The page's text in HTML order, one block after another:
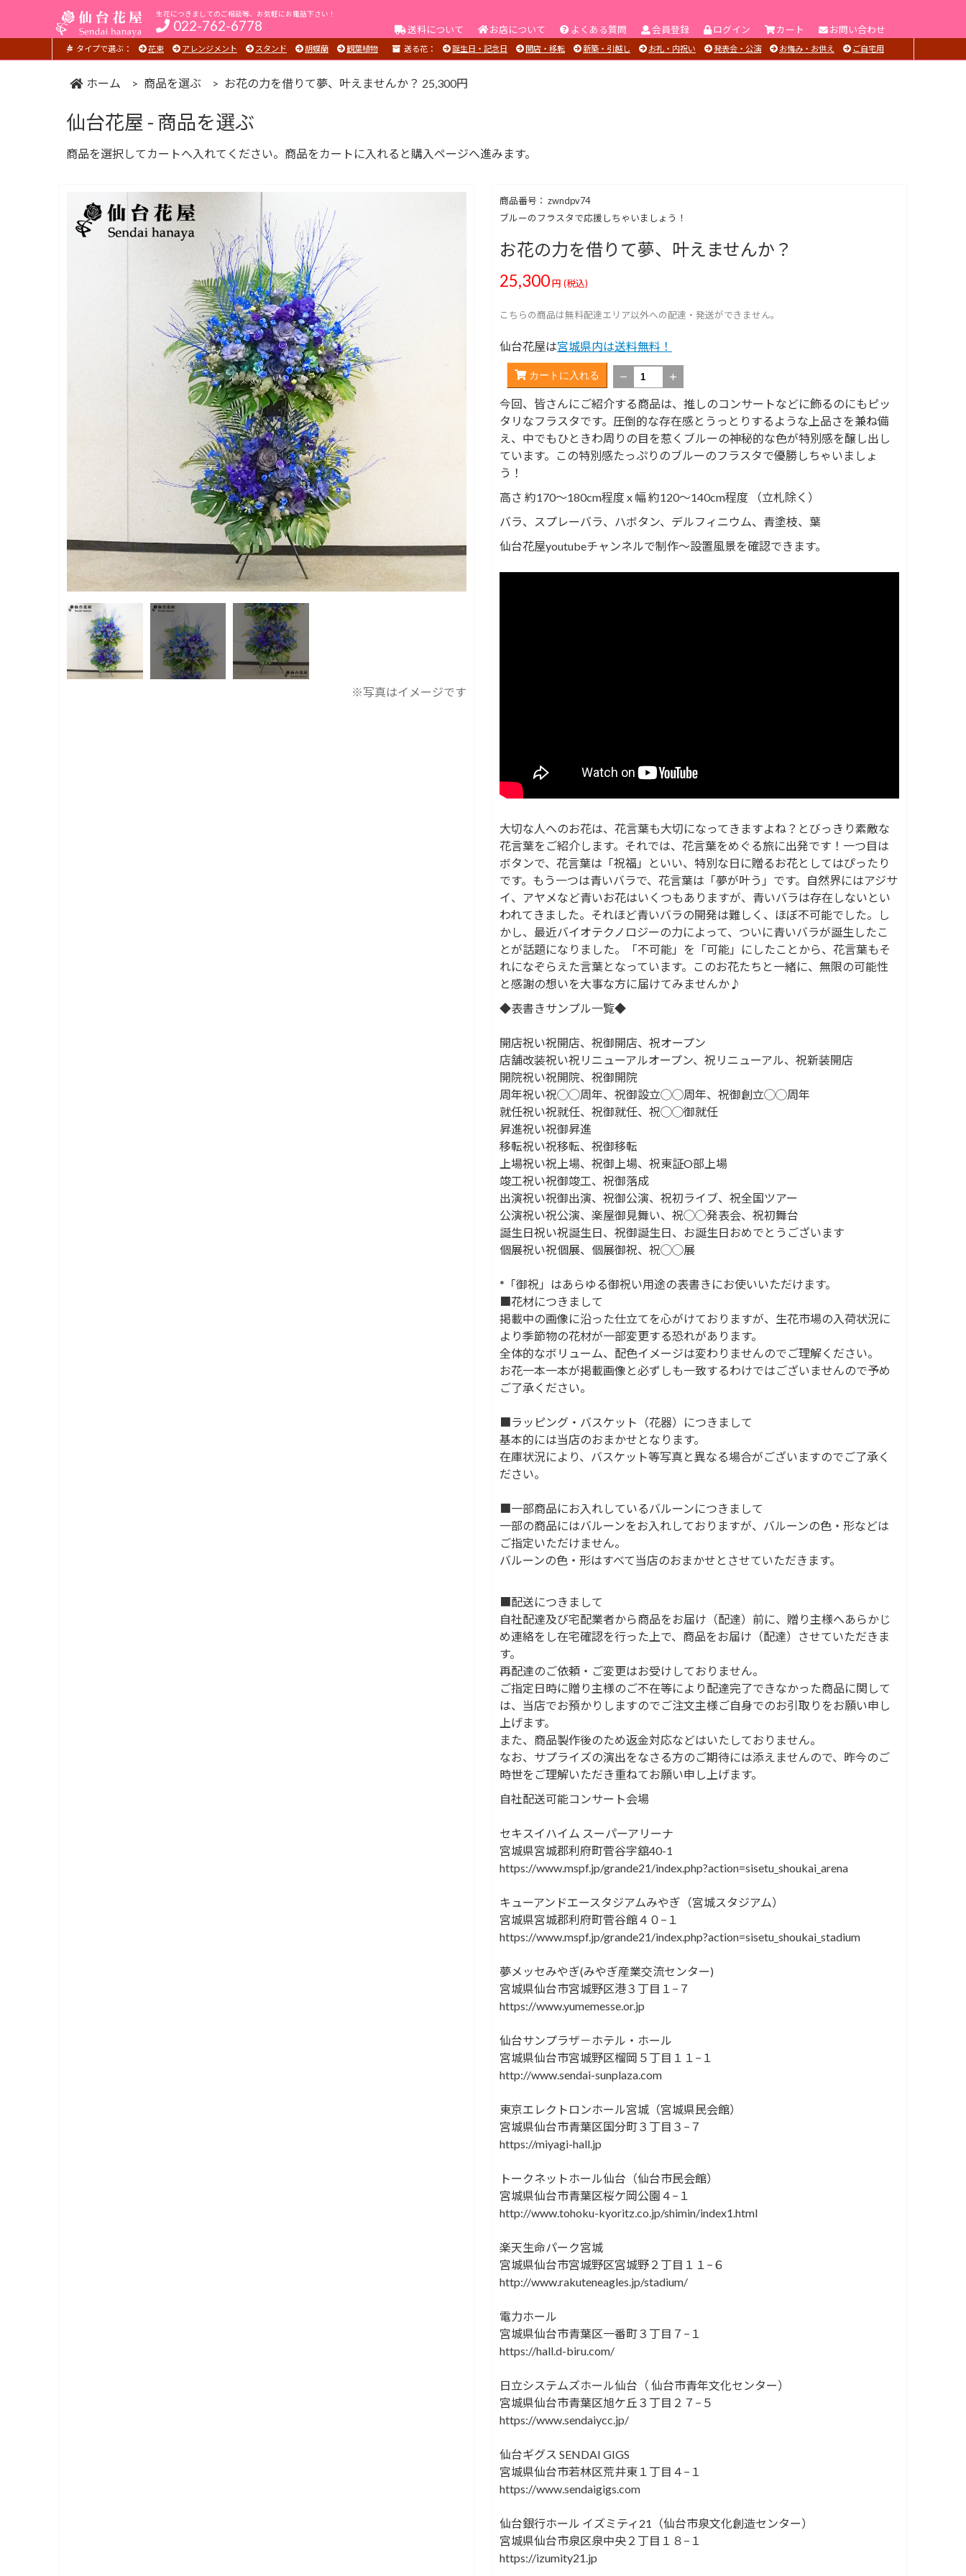
生花につきましてのご相談等、お気軽にお電話下さい！
022-762-6778 送料について お店について よくある質問 会員登録 ログイン カート お問い合わせ
タイプで選ぶ： 花束 アレンジメント スタンド 胡蝶蘭 観葉植物 送る花： 誕生日・記念日 開店・移転 新築・引越し お礼・内祝い 発表会・公演 お悔み・お供え ご自宅用
ホーム 商品を選ぶ お花の力を借りて夢、叶えませんか？ 25,300円
仙台花屋 - 商品を選ぶ
商品を選択してカートへ入れてください。商品をカートに入れると購入ページへ進みます。
※写真はイメージです
商品番号： zwndpv74
ブルーのフラスタで応援しちゃいましょう！
お花の力を借りて夢、叶えませんか？
25,300円 (税込)
こちらの商品は無料配達エリア以外への配達・発送ができません。
仙台花屋は宮城県内は送料無料！
カートに入れる － ＋
今回、皆さんにご紹介する商品は、推しのコンサートなどに飾るのにもピッ
タリなフラスタです。圧倒的な存在感とうっとりするような上品さを兼ね備
え、中でもひときわ周りの目を惹くブルーの神秘的な色が特別感を醸し出し
ています。この特別感たっぷりのブルーのフラスタで優勝しちゃいましょ
う！
高さ 約170～180cm程度 x 幅 約120～140cm程度 （立札除く）
バラ、スプレーバラ、ハボタン、デルフィニウム、青塗枝、葉
仙台花屋youtubeチャンネルで制作～設置風景を確認できます。
大切な人へのお花は、花言葉も大切になってきますよね？とびっきり素敵な
花言葉をご紹介します。それでは、花言葉をめぐる旅に出発です！一つ目は
ボタンで、花言葉は「祝福」といい、特別な日に贈るお花としてはぴったり
です。もう一つは青いバラで、花言葉は「夢が叶う」です。自然界にはアジサ
イ、アヤメなど青いお花はいくつもありますが、青いバラは存在しないとい
われてきました。それほど青いバラの開発は難しく、ほぼ不可能でした。し
かし、最近バイオテクノロジーの力によって、ついに青いバラが誕生したこ
とが話題になりました。「不可能」を「可能」にしたことから、花言葉もそ
れになぞらえた言葉となっています。このお花たちと一緒に、無限の可能性
と感謝の想いを大事な方に届けてみませんか♪
◆表書きサンプル一覧◆
開店祝い祝開店、祝御開店、祝オープン
店舗改装祝い祝リニューアルオープン、祝リニューアル、祝新装開店
開院祝い祝開院、祝御開院
周年祝い祝◯◯周年、祝御設立◯◯周年、祝御創立◯◯周年
就任祝い祝就任、祝御就任、祝◯◯御就任
昇進祝い祝御昇進
移転祝い祝移転、祝御移転
上場祝い祝上場、祝御上場、祝東証O部上場
竣工祝い祝御竣工、祝御落成
出演祝い祝御出演、祝御公演、祝初ライブ、祝全国ツアー
公演祝い祝公演、楽屋御見舞い、祝◯◯発表会、祝初舞台
誕生日祝い祝誕生日、祝御誕生日、お誕生日おめでとうございます
個展祝い祝個展、個展御祝、祝◯◯展
*「御祝」はあらゆる御祝い用途の表書きにお使いいただけます。
■花材につきまして
掲載中の画像に沿った仕立てを心がけておりますが、生花市場の入荷状況に
より季節物の花材が一部変更する恐れがあります。
全体的なボリューム、配色イメージは変わりませんのでご理解ください。
お花一本一本が掲載画像と必ずしも一致するわけではございませんので予め
ご了承ください。
■ラッピング・バスケット（花器）につきまして
基本的には当店のおまかせとなります。
在庫状況により、バスケット等写真と異なる場合がございますのでご了承く
ださい。
■一部商品にお入れしているバルーンにつきまして
一部の商品にはバルーンをお入れしておりますが、バルーンの色・形などは
ご指定いただけません。
バルーンの色・形はすべて当店のおまかせとさせていただきます。
■配送につきまして
自社配達及び宅配業者から商品をお届け（配達）前に、贈り主様へあらかじ
め連絡をし在宅確認を行った上で、商品をお届け（配達）させていただきま
す。
再配達のご依頼・ご変更はお受けしておりません。
ご指定日時に贈り主様のご不在等により配達完了できなかった商品に関して
は、当店でお預かりしますのでご注文主様ご自身でのお引取りをお願い申し
上げます。
また、商品製作後のため返金対応などはいたしておりません。
なお、サプライズの演出をなさる方のご期待には添えませんので、昨今のご
時世をご理解いただき重ねてお願い申し上げます。
自社配送可能コンサート会場
セキスイハイム スーパーアリーナ
宮城県宮城郡利府町菅谷字舘40-1
https://www.mspf.jp/grande21/index.php?action=sisetu_shoukai_arena
キューアンドエースタジアムみやぎ（宮城スタジアム）
宮城県宮城郡利府町菅谷館４０−１
https://www.mspf.jp/grande21/index.php?action=sisetu_shoukai_stadium
夢メッセみやぎ(みやぎ産業交流センター)
宮城県仙台市宮城野区港３丁目１−７
https://www.yumemesse.or.jp
仙台サンプラザ－ホテル・ホール
宮城県仙台市宮城野区榴岡５丁目１１−１
http://www.sendai-sunplaza.com
東京エレクトロンホール宮城（宮城県民会館）
宮城県仙台市青葉区国分町３丁目３−７
https://miyagi-hall.jp
トークネットホール仙台（仙台市民会館）
宮城県仙台市青葉区桜ケ岡公園４−１
http://www.tohoku-kyoritz.co.jp/shimin/index1.html
楽天生命パーク宮城
宮城県仙台市宮城野区宮城野２丁目１１−６
http://www.rakuteneagles.jp/stadium/
電力ホール
宮城県仙台市青葉区一番町３丁目７−１
https://hall.d-biru.com/
日立システムズホール仙台（ 仙台市青年文化センター）
宮城県仙台市青葉区旭ケ丘３丁目２７−５
https://www.sendaiycc.jp/
仙台ギグス SENDAI GIGS
宮城県仙台市若林区荒井東１丁目４−１
https://www.sendaigigs.com
仙台銀行ホール イズミティ21（仙台市泉文化創造センター）
宮城県仙台市泉区泉中央２丁目１８−１
https://izumity21.jp